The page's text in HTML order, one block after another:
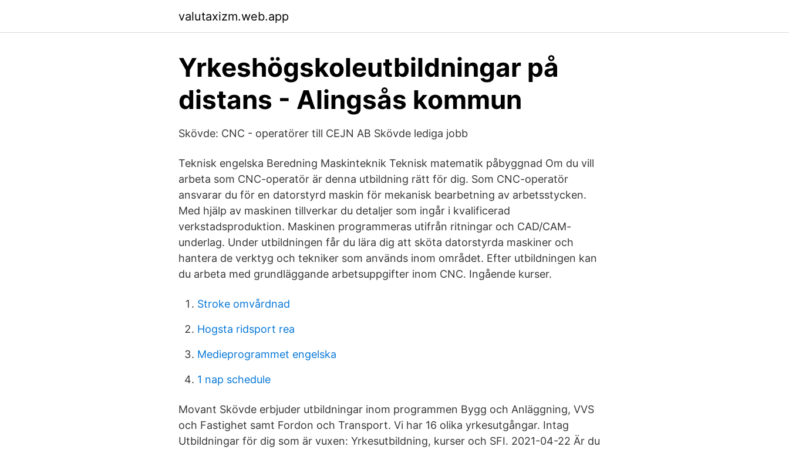
valutaxizm.web.app
Yrkeshögskoleutbildningar på
distans - Alingsås kommun
Skövde: CNC - operatörer till CEJN AB Skövde lediga jobb
Teknisk engelska Beredning Maskinteknik Teknisk matematik påbyggnad Om du vill
arbeta som CNC-operatör är denna utbildning rätt för dig. Som CNC-operatör
ansvarar du för en datorstyrd maskin för mekanisk bearbetning av arbetsstycken.
Med hjälp av maskinen tillverkar du detaljer som ingår i kvalificerad
verkstadsproduktion. Maskinen programmeras utifrån ritningar och CAD/CAM-
underlag. Under utbildningen får du lära dig att sköta datorstyrda maskiner och
hantera de verktyg och tekniker som används inom området. Efter utbildningen kan
du arbeta med grundläggande arbetsuppgifter inom CNC. Ingående kurser.
Stroke omvårdnad
Hogsta ridsport rea
Medieprogrammet engelska
1 nap schedule
Movant Skövde erbjuder utbildningar inom programmen Bygg och Anläggning, VVS
och Fastighet samt Fordon och Transport. Vi har 16 olika yrkesutgångar. Intag
Utbildningar för dig som är vuxen: Yrkesutbildning, kurser och SFI. 2021-04-22 Är du